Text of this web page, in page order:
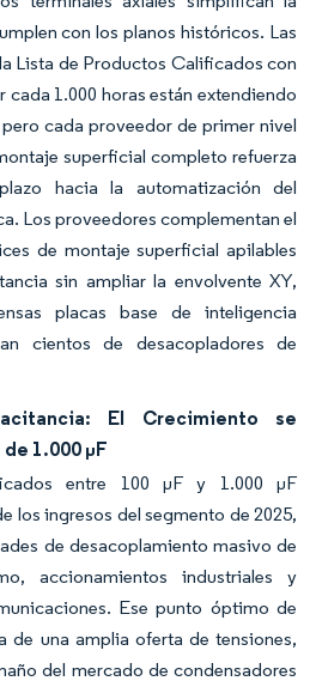
con los planos históricos. Las
Lista de Productos Calificados con
cada 1.000 horas están extendiendo
cada proveedor de primer nivel
superficial completo refuerza
hacia la automatización del
Los proveedores complementan el
de montaje superficial apilables
sin ampliar la envolvente XY,
placas base de inteligencia
cientos de desacopladores de
El Crecimiento se
1.000 µF
entre 100 µF y 1.000 µF
los ingresos del segmento de 2025,
de desacoplamiento masivo de
accionamientos industriales y
Ese punto óptimo de
de una amplia oferta de tensiones,
del mercado de condensadores